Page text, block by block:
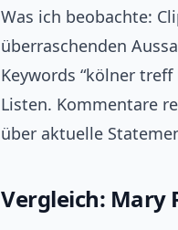
Was ich beobachte:
überraschenden
Keywords “kölner
Listen. Kommentare
über aktuelle
Vergleich: Mary